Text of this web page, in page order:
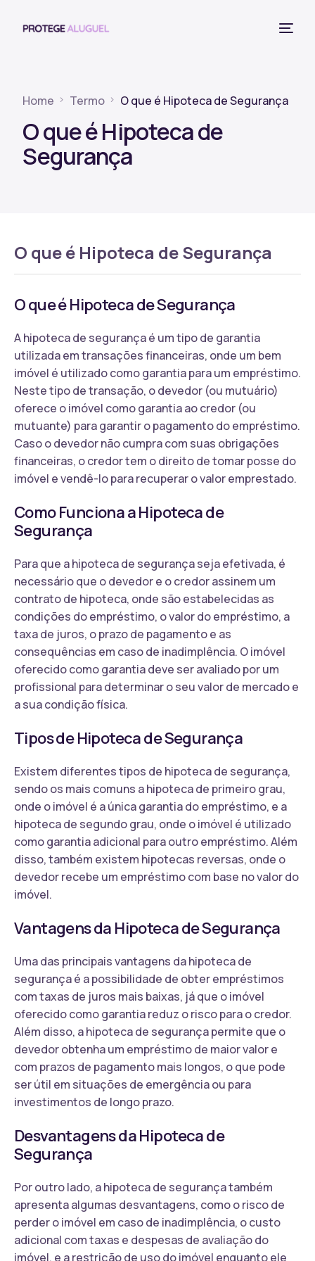
Home Termo O que é Hipoteca de Segurança
O que é Hipoteca de
Segurança
O que é Hipoteca de Segurança
O que é Hipoteca de Segurança
A hipoteca de segurança é um tipo de garantia
utilizada em transações financeiras, onde um bem
imóvel é utilizado como garantia para um empréstimo.
Neste tipo de transação, o devedor (ou mutuário)
oferece o imóvel como garantia ao credor (ou
mutuante) para garantir o pagamento do empréstimo.
Caso o devedor não cumpra com suas obrigações
financeiras, o credor tem o direito de tomar posse do
imóvel e vendê-lo para recuperar o valor emprestado.
Como Funciona a Hipoteca de
Segurança
Para que a hipoteca de segurança seja efetivada, é
necessário que o devedor e o credor assinem um
contrato de hipoteca, onde são estabelecidas as
condições do empréstimo, o valor do empréstimo, a
taxa de juros, o prazo de pagamento e as
consequências em caso de inadimplência. O imóvel
oferecido como garantia deve ser avaliado por um
profissional para determinar o seu valor de mercado e
a sua condição física.
Tipos de Hipoteca de Segurança
Existem diferentes tipos de hipoteca de segurança,
sendo os mais comuns a hipoteca de primeiro grau,
onde o imóvel é a única garantia do empréstimo, e a
hipoteca de segundo grau, onde o imóvel é utilizado
como garantia adicional para outro empréstimo. Além
disso, também existem hipotecas reversas, onde o
devedor recebe um empréstimo com base no valor do
imóvel.
Vantagens da Hipoteca de Segurança
Uma das principais vantagens da hipoteca de
segurança é a possibilidade de obter empréstimos
com taxas de juros mais baixas, já que o imóvel
oferecido como garantia reduz o risco para o credor.
Além disso, a hipoteca de segurança permite que o
devedor obtenha um empréstimo de maior valor e
com prazos de pagamento mais longos, o que pode
ser útil em situações de emergência ou para
investimentos de longo prazo.
Desvantagens da Hipoteca de
Segurança
Por outro lado, a hipoteca de segurança também
apresenta algumas desvantagens, como o risco de
perder o imóvel em caso de inadimplência, o custo
adicional com taxas e despesas de avaliação do
imóvel, e a restrição de uso do imóvel enquanto ele